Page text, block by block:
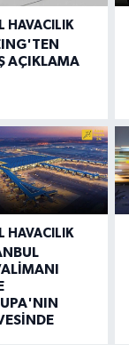
HAVACILIK
AÇIKLAMA
HAVACILIK